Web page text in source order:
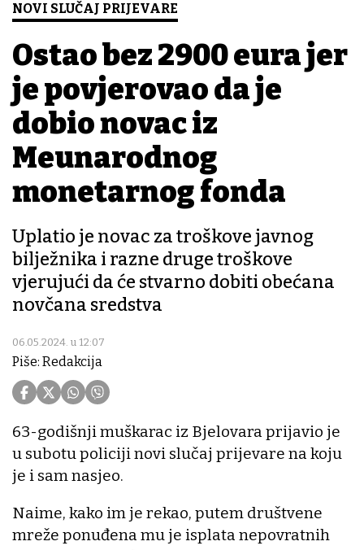
NOVI SLUČAJ PRIJEVARE
Ostao bez 2900 eura jer
je povjerovao da je
dobio novac iz
Međunarodnog
monetarnog fonda
Uplatio je novac za troškove javnog
bilježnika i razne druge troškove
vjerujući da će stvarno dobiti obećana
novčana sredstva
06.05.2024. u 12:07
Piše: Redakcija
63-godišnji muškarac iz Bjelovara prijavio je
u subotu policiji novi slučaj prijevare na koju
je i sam nasjeo.
Naime, kako im je rekao, putem društvene
mreže ponuđena mu je isplata nepovratnih